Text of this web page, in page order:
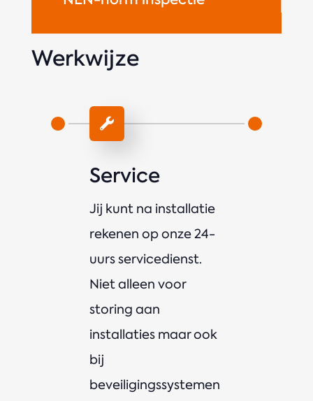
Werkwijze

Service
Jij kunt na installatie
rekenen op onze 24-
uurs servicedienst.
Niet alleen voor
storing aan
installaties maar ook
bij
beveiligingssystemen